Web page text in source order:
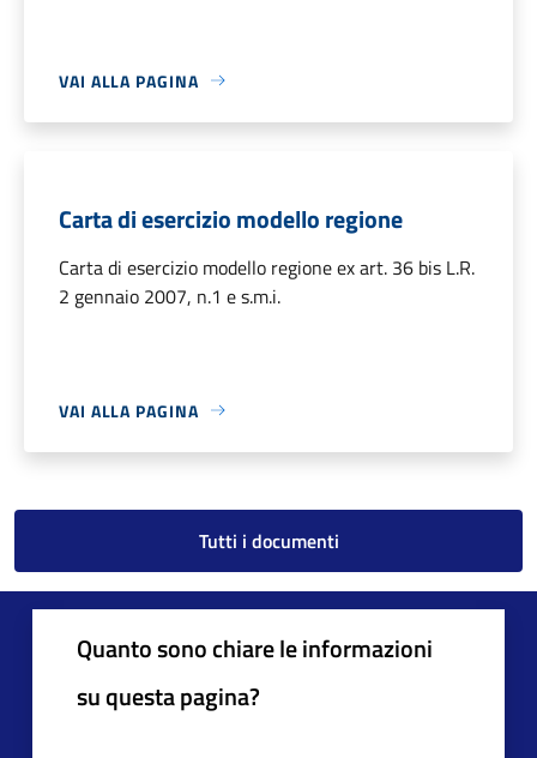
VAI ALLA PAGINA
Carta di esercizio modello regione
Carta di esercizio modello regione ex art. 36 bis L.R.
2 gennaio 2007, n.1 e s.m.i.
VAI ALLA PAGINA
Tutti i documenti
Quanto sono chiare le informazioni
su questa pagina?